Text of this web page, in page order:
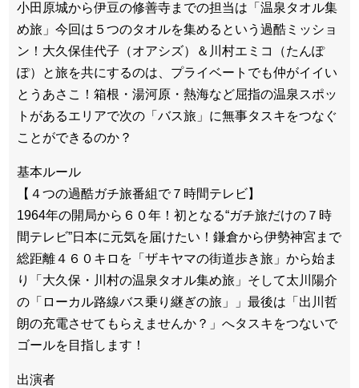
小田原城から伊豆の修善寺までの担当は「温泉タオル集
め旅」今回は５つのタオルを集めるという過酷ミッショ
ン！大久保佳代子（オアシズ）＆川村エミコ（たんぽ
ぽ）と旅を共にするのは、プライベートでも仲がイイい
とうあさこ！箱根・湯河原・熱海など屈指の温泉スポッ
トがあるエリアで次の「バス旅」に無事タスキをつなぐ
ことができるのか？
基本ルール
【４つの過酷ガチ旅番組で７時間テレビ】
1964年の開局から６０年！初となる“ガチ旅だけの７時
間テレビ”日本に元気を届けたい！鎌倉から伊勢神宮まで
総距離４６０キロを「ザキヤマの街道歩き旅」から始ま
り「大久保・川村の温泉タオル集め旅」そして太川陽介
の「ローカル路線バス乗り継ぎの旅」」最後は「出川哲
朗の充電させてもらえませんか？」へタスキをつないで
ゴールを目指します！
出演者